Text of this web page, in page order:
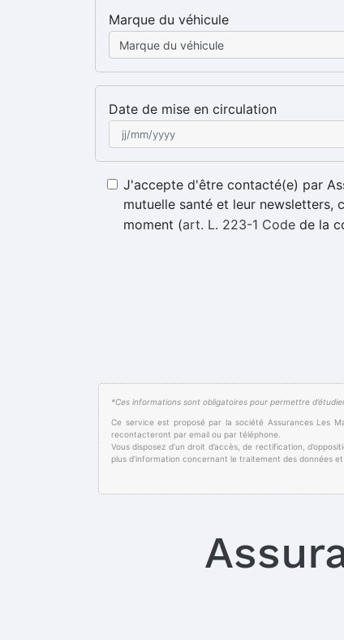
Marque du véhicule
Date de mise en circulation
J'accepte d'être contacté(e) par
mutuelle santé et leur newsletters,
moment (art. L. 223-1 Code de la
*Ces informations sont obligatoires pour permettre
Ce service est proposé par la société Assurances Les
recontacteront par email ou par téléphone.
Vous disposez d’un droit d’accès, de rectification,
plus d’information concernant le traitement des données